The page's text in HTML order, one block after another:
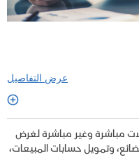
عرض التفاصيل
مباشرة وغير مباشرة لغرض
وتمويل حسابات المبيعات،